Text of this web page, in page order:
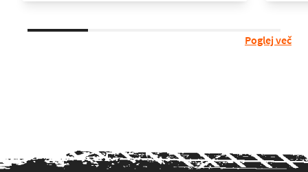
Poglej več